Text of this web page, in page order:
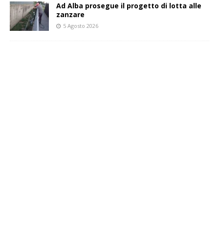
Ad Alba prosegue il progetto di lotta alle
zanzare
5 Agosto 2026